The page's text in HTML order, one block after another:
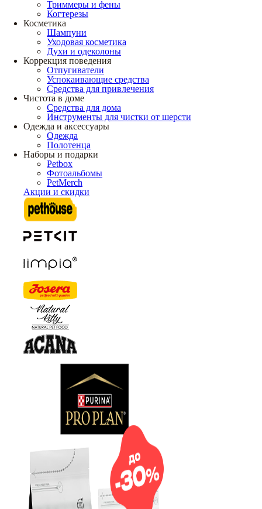
Триммеры и фены
Когтерезы
Косметика
Шампуни
Уходовая косметика
Духи и одеколоны
Коррекция поведения
Отпугиватели
Успокаивающие средства
Средства для привлечения
Чистота в доме
Средства для дома
Инструменты для чистки от шерсти
Одежда и аксессуары
Одежда
Полотенца
Наборы и подарки
Petbox
Фотоальбомы
PetMerch
Акции и скидки